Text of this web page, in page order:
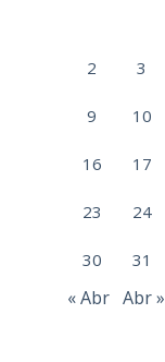
2 3
9 10
16 17
23 24
30 31
« Abr Abr »